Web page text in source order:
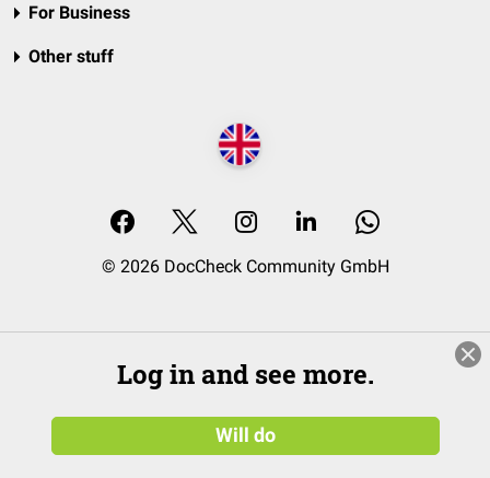
For Business
Other stuff
© 2026 DocCheck Community GmbH
Log in and see more.
Will do